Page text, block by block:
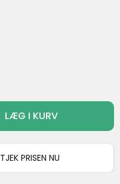
LÆG I KURV
TJEK PRISEN NU